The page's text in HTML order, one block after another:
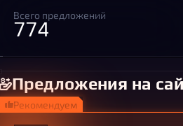
Всего предложений
774
Предложения на
Рекомендуем